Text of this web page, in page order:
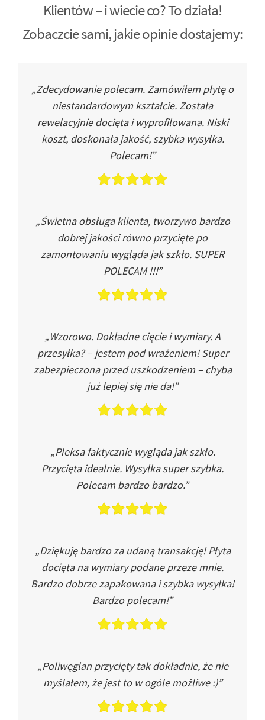
Klientów – i wiecie co? To działa!
Zobaczcie sami, jakie opinie dostajemy:
„Zdecydowanie polecam. Zamówiłem płytę o
niestandardowym kształcie. Została
rewelacyjnie docięta i wyprofilowana. Niski
koszt, doskonała jakość, szybka wysyłka.
Polecam!”
„Świetna obsługa klienta, tworzywo bardzo
dobrej jakości równo przycięte po
zamontowaniu wygląda jak szkło. SUPER
POLECAM !!!”
„Wzorowo. Dokładne cięcie i wymiary. A
przesyłka? – jestem pod wrażeniem! Super
zabezpieczona przed uszkodzeniem – chyba
już lepiej się nie da!”
„Pleksa faktycznie wygląda jak szkło.
Przycięta idealnie. Wysyłka super szybka.
Polecam bardzo bardzo.”
„Dziękuję bardzo za udaną transakcję! Płyta
docięta na wymiary podane przeze mnie.
Bardzo dobrze zapakowana i szybka wysyłka!
Bardzo polecam!”
„Poliwęglan przycięty tak dokładnie, że nie
myślałem, że jest to w ogóle możliwe :)”